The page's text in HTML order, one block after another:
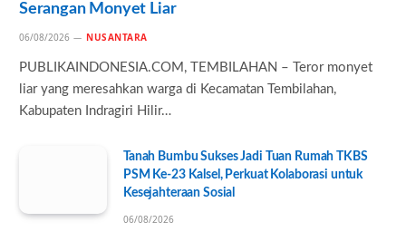
Serangan Monyet Liar
06/08/2026 NUSANTARA
PUBLIKAINDONESIA.COM, TEMBILAHAN – Teror monyet
liar yang meresahkan warga di Kecamatan Tembilahan,
Kabupaten Indragiri Hilir…
Tanah Bumbu Sukses Jadi Tuan Rumah TKBS
PSM Ke-23 Kalsel, Perkuat Kolaborasi untuk
Kesejahteraan Sosial
06/08/2026